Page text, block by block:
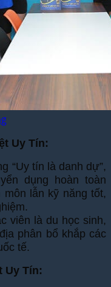
Video Clip
Sự
Uy Tín:
“Uy tín là danh dự”,
dụng hoàn toàn
lẫn kỹ năng tốt,
viên là du học sinh,
phân bổ khắp các
tế.
Uy Tín: